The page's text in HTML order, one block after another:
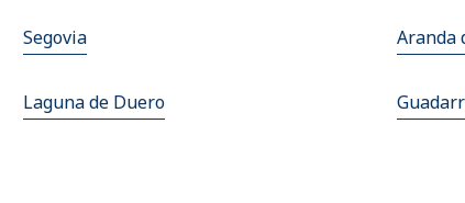
Segovia Aranda
Laguna de Duero